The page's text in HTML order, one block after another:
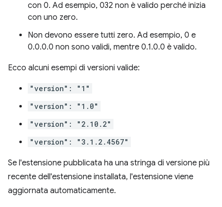
con 0. Ad esempio, 032 non è valido perché inizia
con uno zero.
Non devono essere tutti zero. Ad esempio, 0 e
0.0.0.0 non sono validi, mentre 0.1.0.0 è valido.
Ecco alcuni esempi di versioni valide:
"version": "1"
"version": "1.0"
"version": "2.10.2"
"version": "3.1.2.4567"
Se l'estensione pubblicata ha una stringa di versione più
recente dell'estensione installata, l'estensione viene
aggiornata automaticamente.